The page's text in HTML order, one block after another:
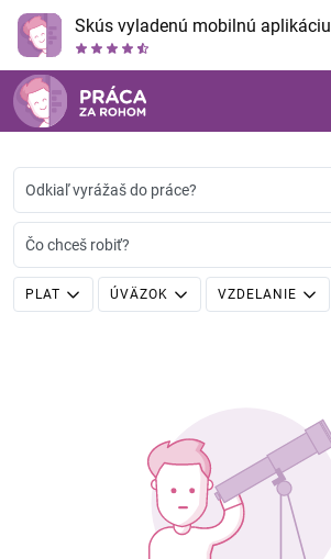
Skús vyladenú mobilnú aplikáciu
Odkiaľ vyrážaš do práce?
Čo chceš robiť?
PLAT ÚVÄZOK VZDELANIE